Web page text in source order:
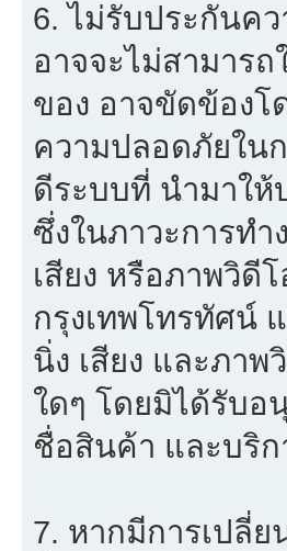
6. ไม่รับประกันค
อาจจะไม่สามารถ
ของ อาจขัดข้องโ
ความปลอดภัยใน
ดีระบบที่ นำมาใ
ซึ่งในภาวะการท
เสียง หรือภาพวิดี
กรุงเทพโทรทัศน์
นิ่ง เสียง และภา
ใดๆ โดยมิได้รับอ
ชื่อสินค้า และบริก
7. หากมีการเปลี่